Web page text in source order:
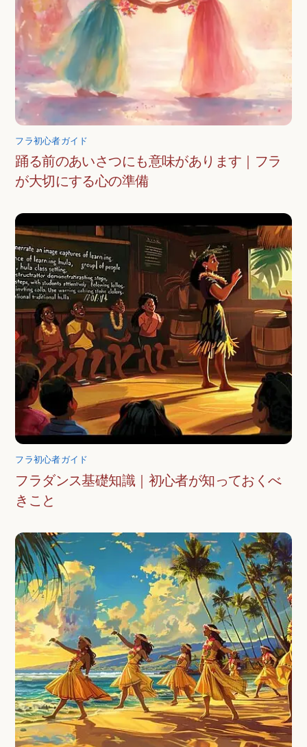
フラ初心者ガイド
踊る前のあいさつにも意味があります｜フラ
が大切にする心の準備
フラ初心者ガイド
フラダンス基礎知識｜初心者が知っておくべ
きこと